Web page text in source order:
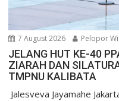
7 August 2026 Pelopor
JELANG HUT KE-40
ZIARAH DAN
TMPNU KALIBATA
Jalesveva Jayamahe